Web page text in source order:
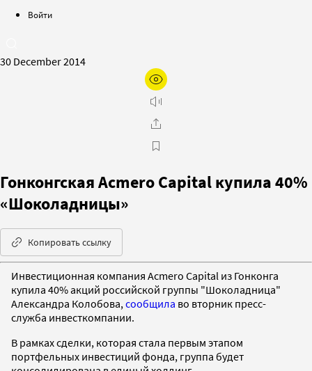
Войти
30 December 2014
Гонконгская Acmero Capital купила 40%
«Шоколадницы»
Копировать ссылку
Инвестиционная компания Acmero Capital из Гонконга
купила 40% акций российской группы "Шоколадница"
Александра Колобова, сообщила во вторник пресс-
служба инвесткомпании.
В рамках сделки, которая стала первым этапом
портфельных инвестиций фонда, группа будет